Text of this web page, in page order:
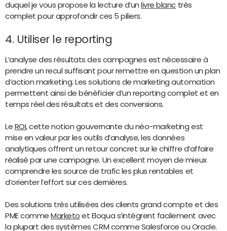
duquel je vous propose la lecture d’un livre blanc très
complet pour approfondir ces 5 piliers.
4. Utiliser le reporting
L’analyse des résultats des campagnes est nécessaire à
prendre un recul suffisant pour remettre en question un plan
d’action marketing. Les solutions de marketing automation
permettent ainsi de bénéficier d’un reporting complet et en
temps réel des résultats et des conversions.
Le ROI , cette notion gouvernante du néo-marketing est
mise en valeur par les outils d’analyse, les données
analytiques offrent un retour concret sur le chiffre d’affaire
réalisé par une campagne. Un excellent moyen de mieux
comprendre les source de trafic les plus rentables et
d’orienter l’effort sur ces dernières.
Des solutions très utilisées des clients grand compte et des
PME commeMarketo et Eloqua s’intègrent facilement avec
la plupart des systèmes CRM comme Salesforce ou Oracle.